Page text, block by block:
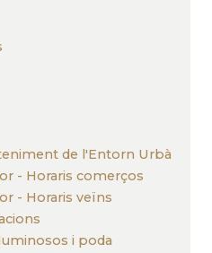
de l'Entorn Urbà
- Horaris comerços
- Horaris veïns
i poda